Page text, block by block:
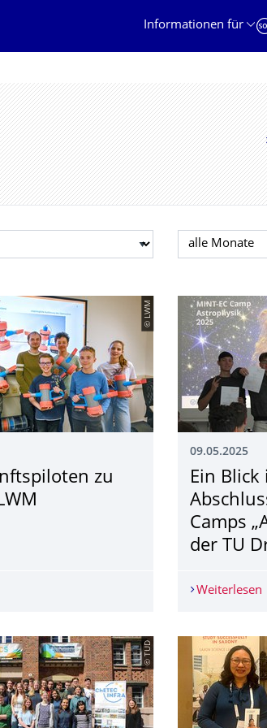
Informationen für
Monat
gestalten die Zukunft! Jetzt anmelden!
© LWM
zu
VDI Zukunftspiloten zu Gast am LWM
09.05.2025
Ein
Camps
der TU
Weiterlesen
© TUD